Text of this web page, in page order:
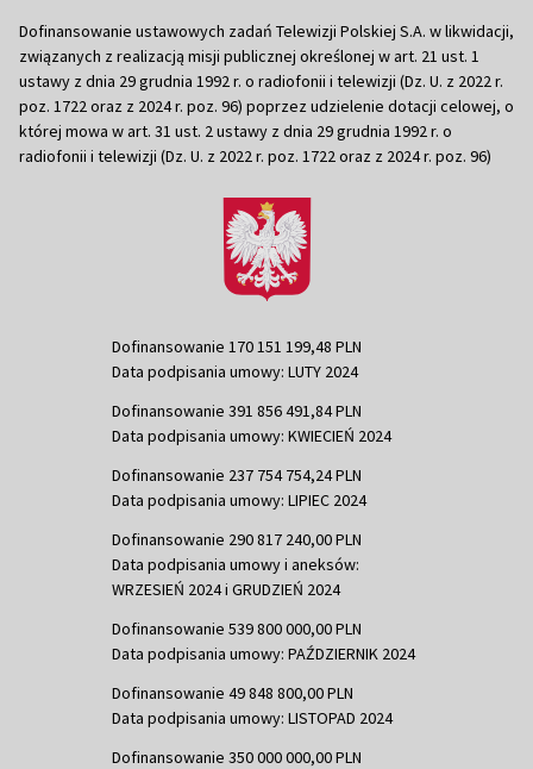
Dofinansowanie ustawowych zadań Telewizji Polskiej S.A. w likwidacji,
związanych z realizacją misji publicznej określonej w art. 21 ust. 1
ustawy z dnia 29 grudnia 1992 r. o radiofonii i telewizji (Dz. U. z 2022 r.
poz. 1722 oraz z 2024 r. poz. 96) poprzez udzielenie dotacji celowej, o
której mowa w art. 31 ust. 2 ustawy z dnia 29 grudnia 1992 r. o
radiofonii i telewizji (Dz. U. z 2022 r. poz. 1722 oraz z 2024 r. poz. 96)
Dofinansowanie 170 151 199,48 PLN
Data podpisania umowy: LUTY 2024
Dofinansowanie 391 856 491,84 PLN
Data podpisania umowy: KWIECIEŃ 2024
Dofinansowanie 237 754 754,24 PLN
Data podpisania umowy: LIPIEC 2024
Dofinansowanie 290 817 240,00 PLN
Data podpisania umowy i aneksów:
WRZESIEŃ 2024 i GRUDZIEŃ 2024
Dofinansowanie 539 800 000,00 PLN
Data podpisania umowy: PAŹDZIERNIK 2024
Dofinansowanie 49 848 800,00 PLN
Data podpisania umowy: LISTOPAD 2024
Dofinansowanie 350 000 000,00 PLN